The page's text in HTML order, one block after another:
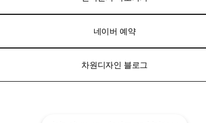
네이버 예약
차원디자인 블로그